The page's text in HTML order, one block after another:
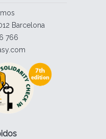
Barcelona
766